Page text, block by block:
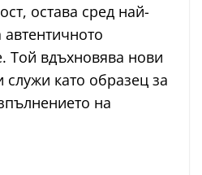
остава сред най-
Той вдъхновява нови
като образец за
на